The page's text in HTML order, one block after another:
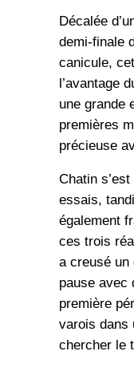
Décalée
demi-finale
canicule,
l’avantage
une grande
premières
précieuse
Chatin
essais,
également
ces trois
a creusé un
pause avec
première
varois dans
chercher le